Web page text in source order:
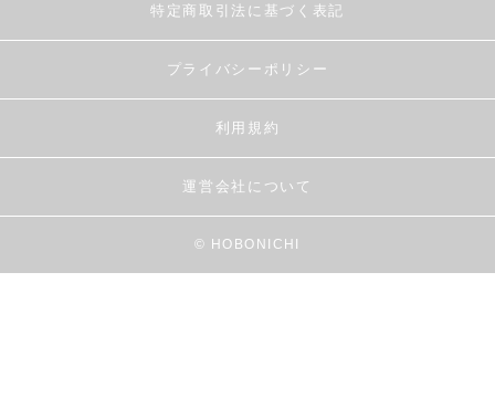
特定商取引法に基づく表記
プライバシーポリシー
利用規約
運営会社について
© HOBONICHI